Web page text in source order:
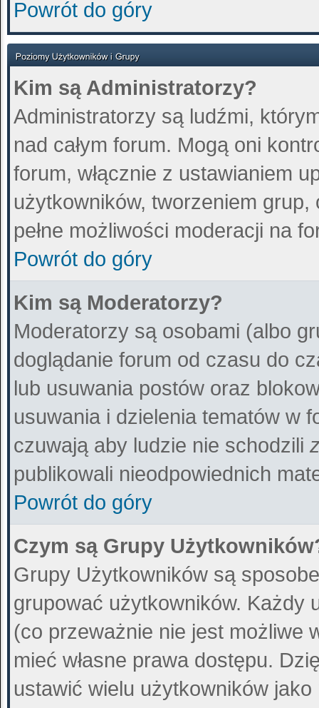
Powrót do góry
Kim są Administratorzy?
Administratorzy są ludźmi,
nad całym forum. Mogą oni
forum, włącznie z ustawianiem
użytkowników, tworzeniem
pełne możliwości moderacji na
Powrót do góry
Kim są Moderatorzy?
Moderatorzy są osobami (albo
doglądanie forum od czasu do
lub usuwania postów oraz
usuwania i dzielenia tematów w
czuwają aby ludzie nie schodzili
publikowali nieodpowiednich
Powrót do góry
Czym są Grupy
Grupy Użytkowników są
grupować użytkowników. Każdy
(co przeważnie nie jest możliwe
mieć własne prawa dostępu.
ustawić wielu użytkowników